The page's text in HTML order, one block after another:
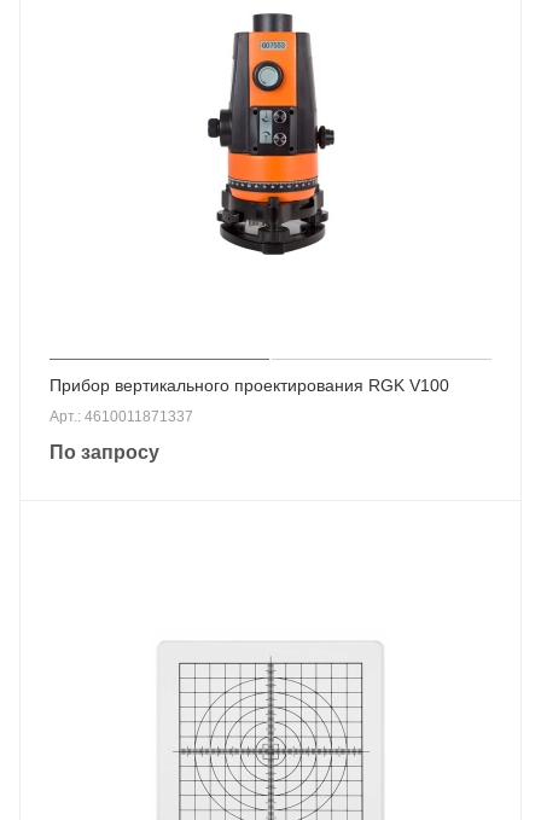
Прибор вертикального проектирования RGK V100
Арт.: 4610011871337
По запросу